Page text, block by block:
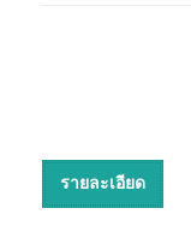
รายละเอียด